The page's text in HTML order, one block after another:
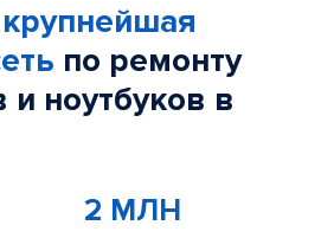
крупнейшая
по ремонту
ноутбуков в
2 МЛН